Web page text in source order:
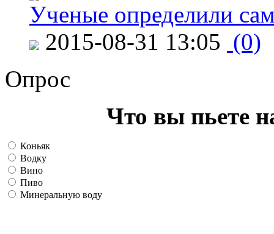
Ученые определили
2015-08-31 13:05 (0)
Опрос
Что вы пьете
Коньяк
Водку
Вино
Пиво
Минеральную воду